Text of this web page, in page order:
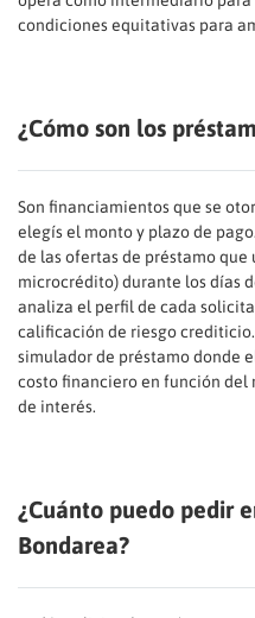
condiciones equitativas para
¿Cómo son los
Son financiamientos que se
elegís el monto y plazo de
de las ofertas de préstamo
microcrédito) durante los días
analiza el perfil de cada
calificación de riesgo
simulador de préstamo donde
costo financiero en función del
de interés.
¿Cuánto puedo pedir
Bondarea?